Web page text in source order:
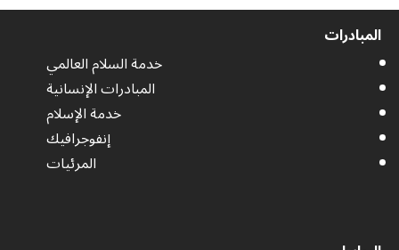
المبادرات
خدمة السلام العالمي
المبادرات الإنسانية
خدمة الإسلام
إنفوجرافيك
المرئيات